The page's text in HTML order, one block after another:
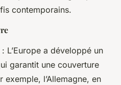
contemporains.
: L’Europe a développé un
garantit une couverture
exemple, l’Allemagne, en